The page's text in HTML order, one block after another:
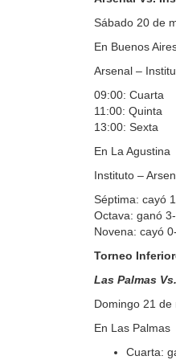
Sábado 20 de
En Buenos
Arsenal –
09:00: Cuarta
11:00: Quinta
13:00: Sexta
En La Agustina
Instituto –
Séptima: cayó
Octava: ganó
Novena: cayó
Torneo
Las Palmas
Domingo 21 de
En Las Palmas
Cuarta: